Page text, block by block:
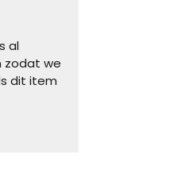
al
zodat we
dit item